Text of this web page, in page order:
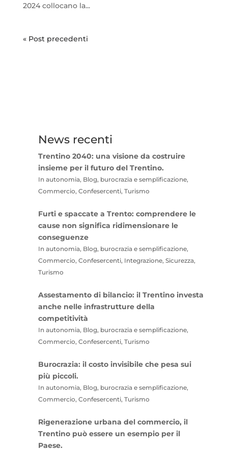
2024 collocano la...
« Post precedenti
News recenti
Trentino 2040: una visione da costruire
insieme per il futuro del Trentino.
In autonomia, Blog, burocrazia e semplificazione,
Commercio, Confesercenti, Turismo
Furti e spaccate a Trento: comprendere le
cause non significa ridimensionare le
conseguenze
In autonomia, Blog, burocrazia e semplificazione,
Commercio, Confesercenti, Integrazione, Sicurezza,
Turismo
Assestamento di bilancio: il Trentino investa
anche nelle infrastrutture della
competitività
In autonomia, Blog, burocrazia e semplificazione,
Commercio, Confesercenti, Turismo
Burocrazia: il costo invisibile che pesa sui
più piccoli.
In autonomia, Blog, burocrazia e semplificazione,
Commercio, Confesercenti, Turismo
Rigenerazione urbana del commercio, il
Trentino può essere un esempio per il
Paese.